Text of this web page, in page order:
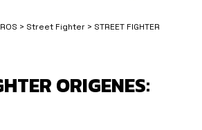
> Street Fighter > STREET FIGHTER
ORIGENES: